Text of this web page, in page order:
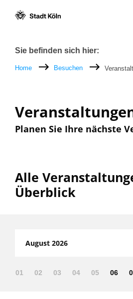
Breadcrumb
Sie befinden sich hier:
Home Besuchen
Planen Sie Ihre nächste
Alle
Überblick
August 2026
01 02 03 04 05 06